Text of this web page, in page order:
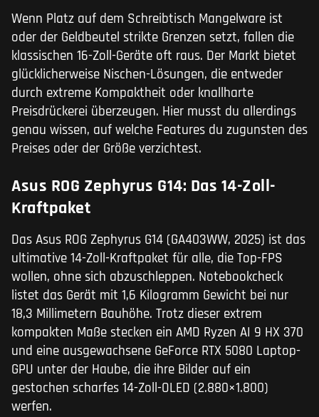
Wenn Platz auf dem Schreibtisch Mangelware ist
oder der Geldbeutel strikte Grenzen setzt, fallen die
klassischen 16-Zoll-Geräte oft raus. Der Markt bietet
glücklicherweise Nischen-Lösungen, die entweder
durch extreme Kompaktheit oder knallharte
Preisdrückerei überzeugen. Hier musst du allerdings
genau wissen, auf welche Features du zugunsten des
Preises oder der Größe verzichtest.
Asus ROG Zephyrus G14: Das 14-Zoll-
Kraftpaket
Das Asus ROG Zephyrus G14 (GA403WW, 2025) ist das
ultimative 14-Zoll-Kraftpaket für alle, die Top-FPS
wollen, ohne sich abzuschleppen. Notebookcheck
listet das Gerät mit 1,6 Kilogramm Gewicht bei nur
18,3 Millimetern Bauhöhe. Trotz dieser extrem
kompakten Maße stecken ein AMD Ryzen AI 9 HX 370
und eine ausgewachsene GeForce RTX 5080 Laptop-
GPU unter der Haube, die ihre Bilder auf ein
gestochen scharfes 14-Zoll-OLED (2.880×1.800)
werfen.